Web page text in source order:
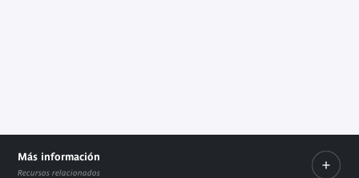
Más información
Recursos relacionados